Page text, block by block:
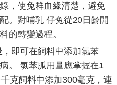
，使兔群血緣清楚，避免
。對哺乳 仔兔從20日齡開
的轉變過程。
，即可在飼料中添加氯苯
。 氯苯胍用量應掌握在1
克飼料中添加300毫克，連